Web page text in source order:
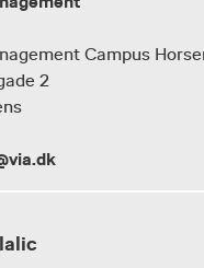
Campus
2